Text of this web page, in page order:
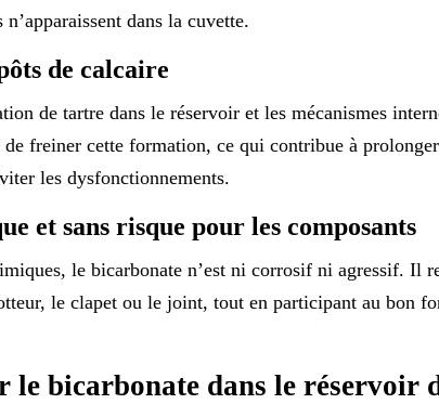
dans la cuvette.
de calcaire
de tartre dans le réservoir et les mécanismes
freiner cette formation, ce qui contribue à
les dysfonctionnements.
et sans risque pour les composants
le bicarbonate n’est ni corrosif ni agressif. Il
le clapet ou le joint, tout en participant au bon
le bicarbonate dans le réservoir